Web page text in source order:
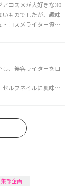
コスメが大好きな30
ものでしたが、趣味
コスメライター資格
サルティングも行っ
、美容ライターを目
ルフネイルに興味が
部企画